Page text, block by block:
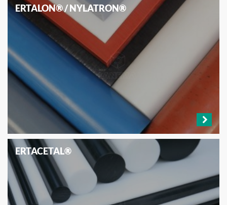
ERTALON® / NYLATRON®
ERTACETAL®